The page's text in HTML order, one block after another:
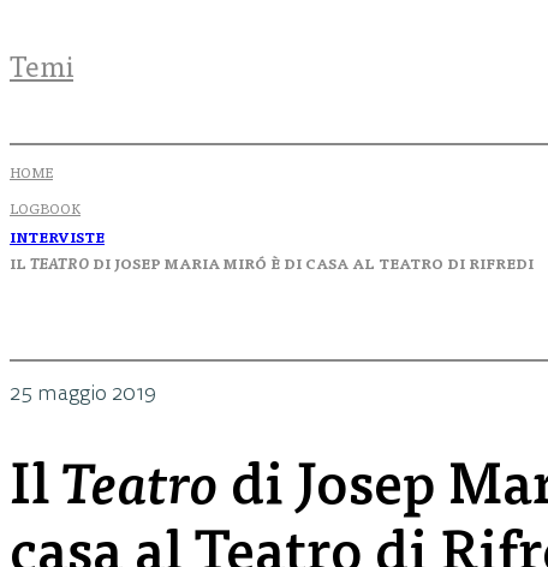
Temi
HOME
LOGBOOK
INTERVISTE
IL TEATRO DI JOSEP MARIA MIRÓ È DI CASA AL TEATRO DI RIFREDI
25 maggio 2019
Il Teatro di Josep